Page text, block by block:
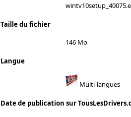
Taille du fichier
146 Mo
Langue
Multi-langues
Date de publication sur